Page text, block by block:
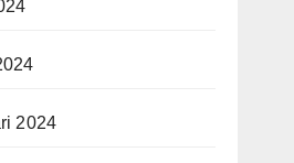
2024